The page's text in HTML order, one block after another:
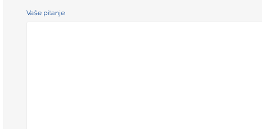
Vaše pitanje